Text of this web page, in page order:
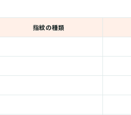
指紋の種類